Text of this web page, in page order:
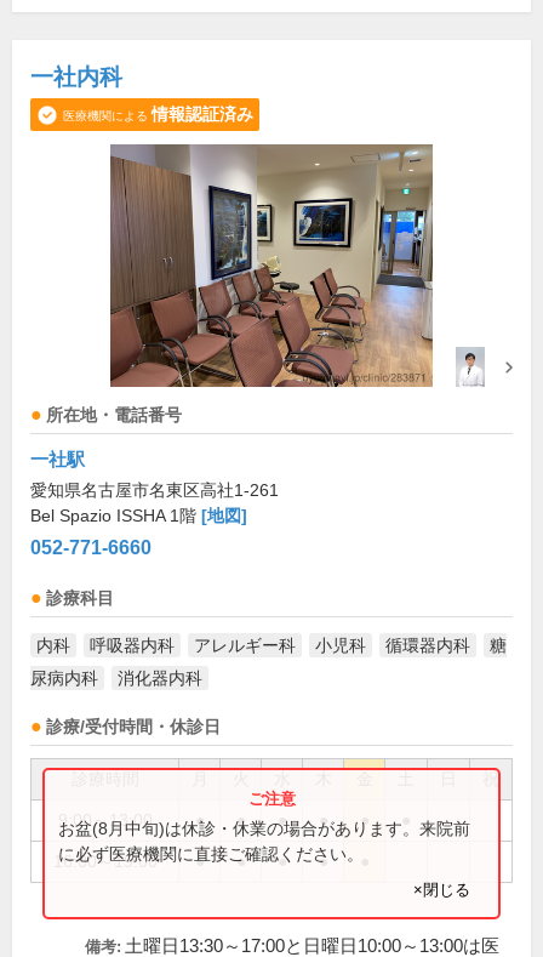
一社内科
医療機関による 情報認証済み
所在地・電話番号
一社駅
愛知県名古屋市名東区高社1-261
Bel Spazio ISSHA 1階 [地図]
052-771-6660
診療科目
内科 呼吸器内科 アレルギー科 小児科 循環器内科
糖
尿病内科
消化器内科
診療/受付時間・休診日
祝
9:00～13:00 ● ● ● ● ●
16:00～19:00 ● ● ● ●
お盆(8月中旬)は休診・休業の場合があります。来院前
に必ず医療機関に直接ご確認ください。
×閉じる
備考: 土曜日13:30～17:00と日曜日10:00～13:00は医